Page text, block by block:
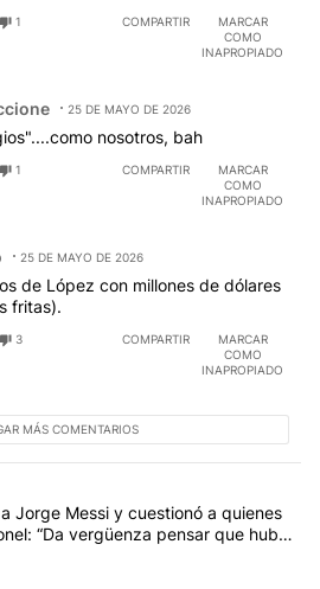
1 COMPARTIR
MARCAR
COMO
INAPROPIADO
25 DE MAYO DE 2026
nosotros, bah
1 COMPARTIR
MARCAR
COMO
INAPROPIADO
25 DE MAYO DE 2026
de López con millones de dólares
fritas).
3 COMPARTIR
MARCAR
COMO
INAPROPIADO
MÁS COMENTARIOS
con más comentarios en los
el título "Milei despidió a Jorge
Jorge Messi y cuestionó a quienes
“Da vergüenza pensar que hubo